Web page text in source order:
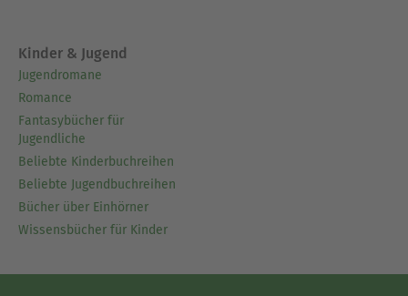
Kinder & Jugend
Jugendromane
Romance
Fantasybücher für
Jugendliche
Beliebte Kinderbuchreihen
Beliebte Jugendbuchreihen
Bücher über Einhörner
Wissensbücher für Kinder